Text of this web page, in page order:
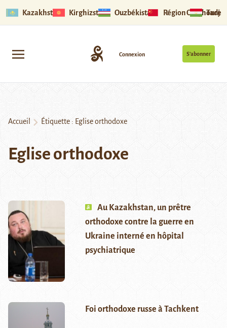
Kazakhstan Kirghizstan Ouzbékistan Région Ouïghoure
S’abonner
Connexion
Accueil Étiquette : Eglise orthodoxe
Eglise orthodoxe
Au Kazakhstan, un prêtre
orthodoxe contre la guerre en
Ukraine interné en hôpital
psychiatrique
Foi orthodoxe russe à Tachkent